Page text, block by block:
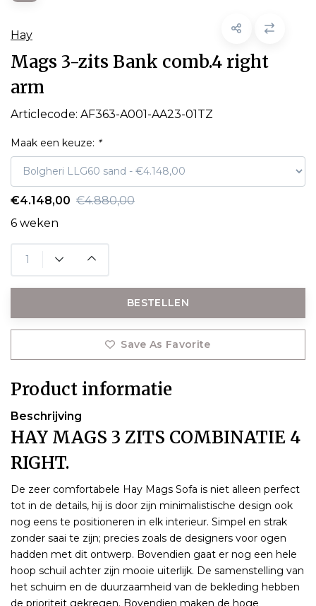
Hay
Mags 3-zits Bank comb.4 right
arm
Articlecode: AF363-A001-AA23-01TZ
Maak een keuze: *
€4.148,00 €4.880,00
6 weken
BESTELLEN
Save As Favorite
Product informatie
Beschrijving
HAY MAGS 3 ZITS COMBINATIE 4
RIGHT.
De zeer comfortabele Hay Mags Sofa is niet alleen perfect
tot in de details, hij is door zijn minimalistische design ook
nog eens te positioneren in elk interieur. Simpel en strak
zonder saai te zijn; precies zoals de designers voor ogen
hadden met dit ontwerp. Bovendien gaat er nog een hele
hoop schuil achter zijn mooie uiterlijk. De samenstelling van
het schuim en de duurzaamheid van de bekleding hebben
de prioriteit gekregen. Bovendien maken de hoge